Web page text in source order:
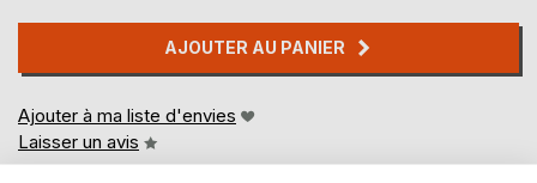
AJOUTER AU PANIER
Ajouter à ma liste d'envies
Laisser un avis